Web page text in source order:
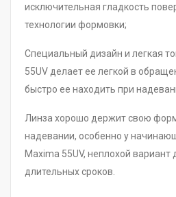
исключительная гладкость
технологии формовки;
Специальный дизайн и легкая
55UV делает ее легкой в
быстро ее находить при
Линза хорошо держит свою
надевании, особенно у
Maxima 55UV, неплохой вариант
длительных сроков.